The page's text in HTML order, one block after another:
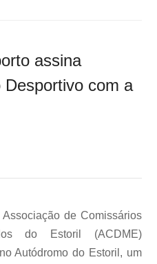
assina
Desportivo com a
de Comissários
do Estoril (ACDME)
Autódromo do Estoril, um